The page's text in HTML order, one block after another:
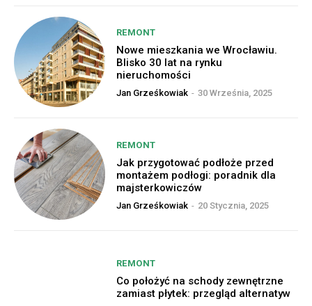
REMONT
Nowe mieszkania we Wrocławiu.
Blisko 30 lat na rynku
nieruchomości
Jan Grześkowiak - 30 Września, 2025
REMONT
Jak przygotować podłoże przed
montażem podłogi: poradnik dla
majsterkowiczów
Jan Grześkowiak - 20 Stycznia, 2025
REMONT
Co położyć na schody zewnętrzne
zamiast płytek: przegląd alternatyw